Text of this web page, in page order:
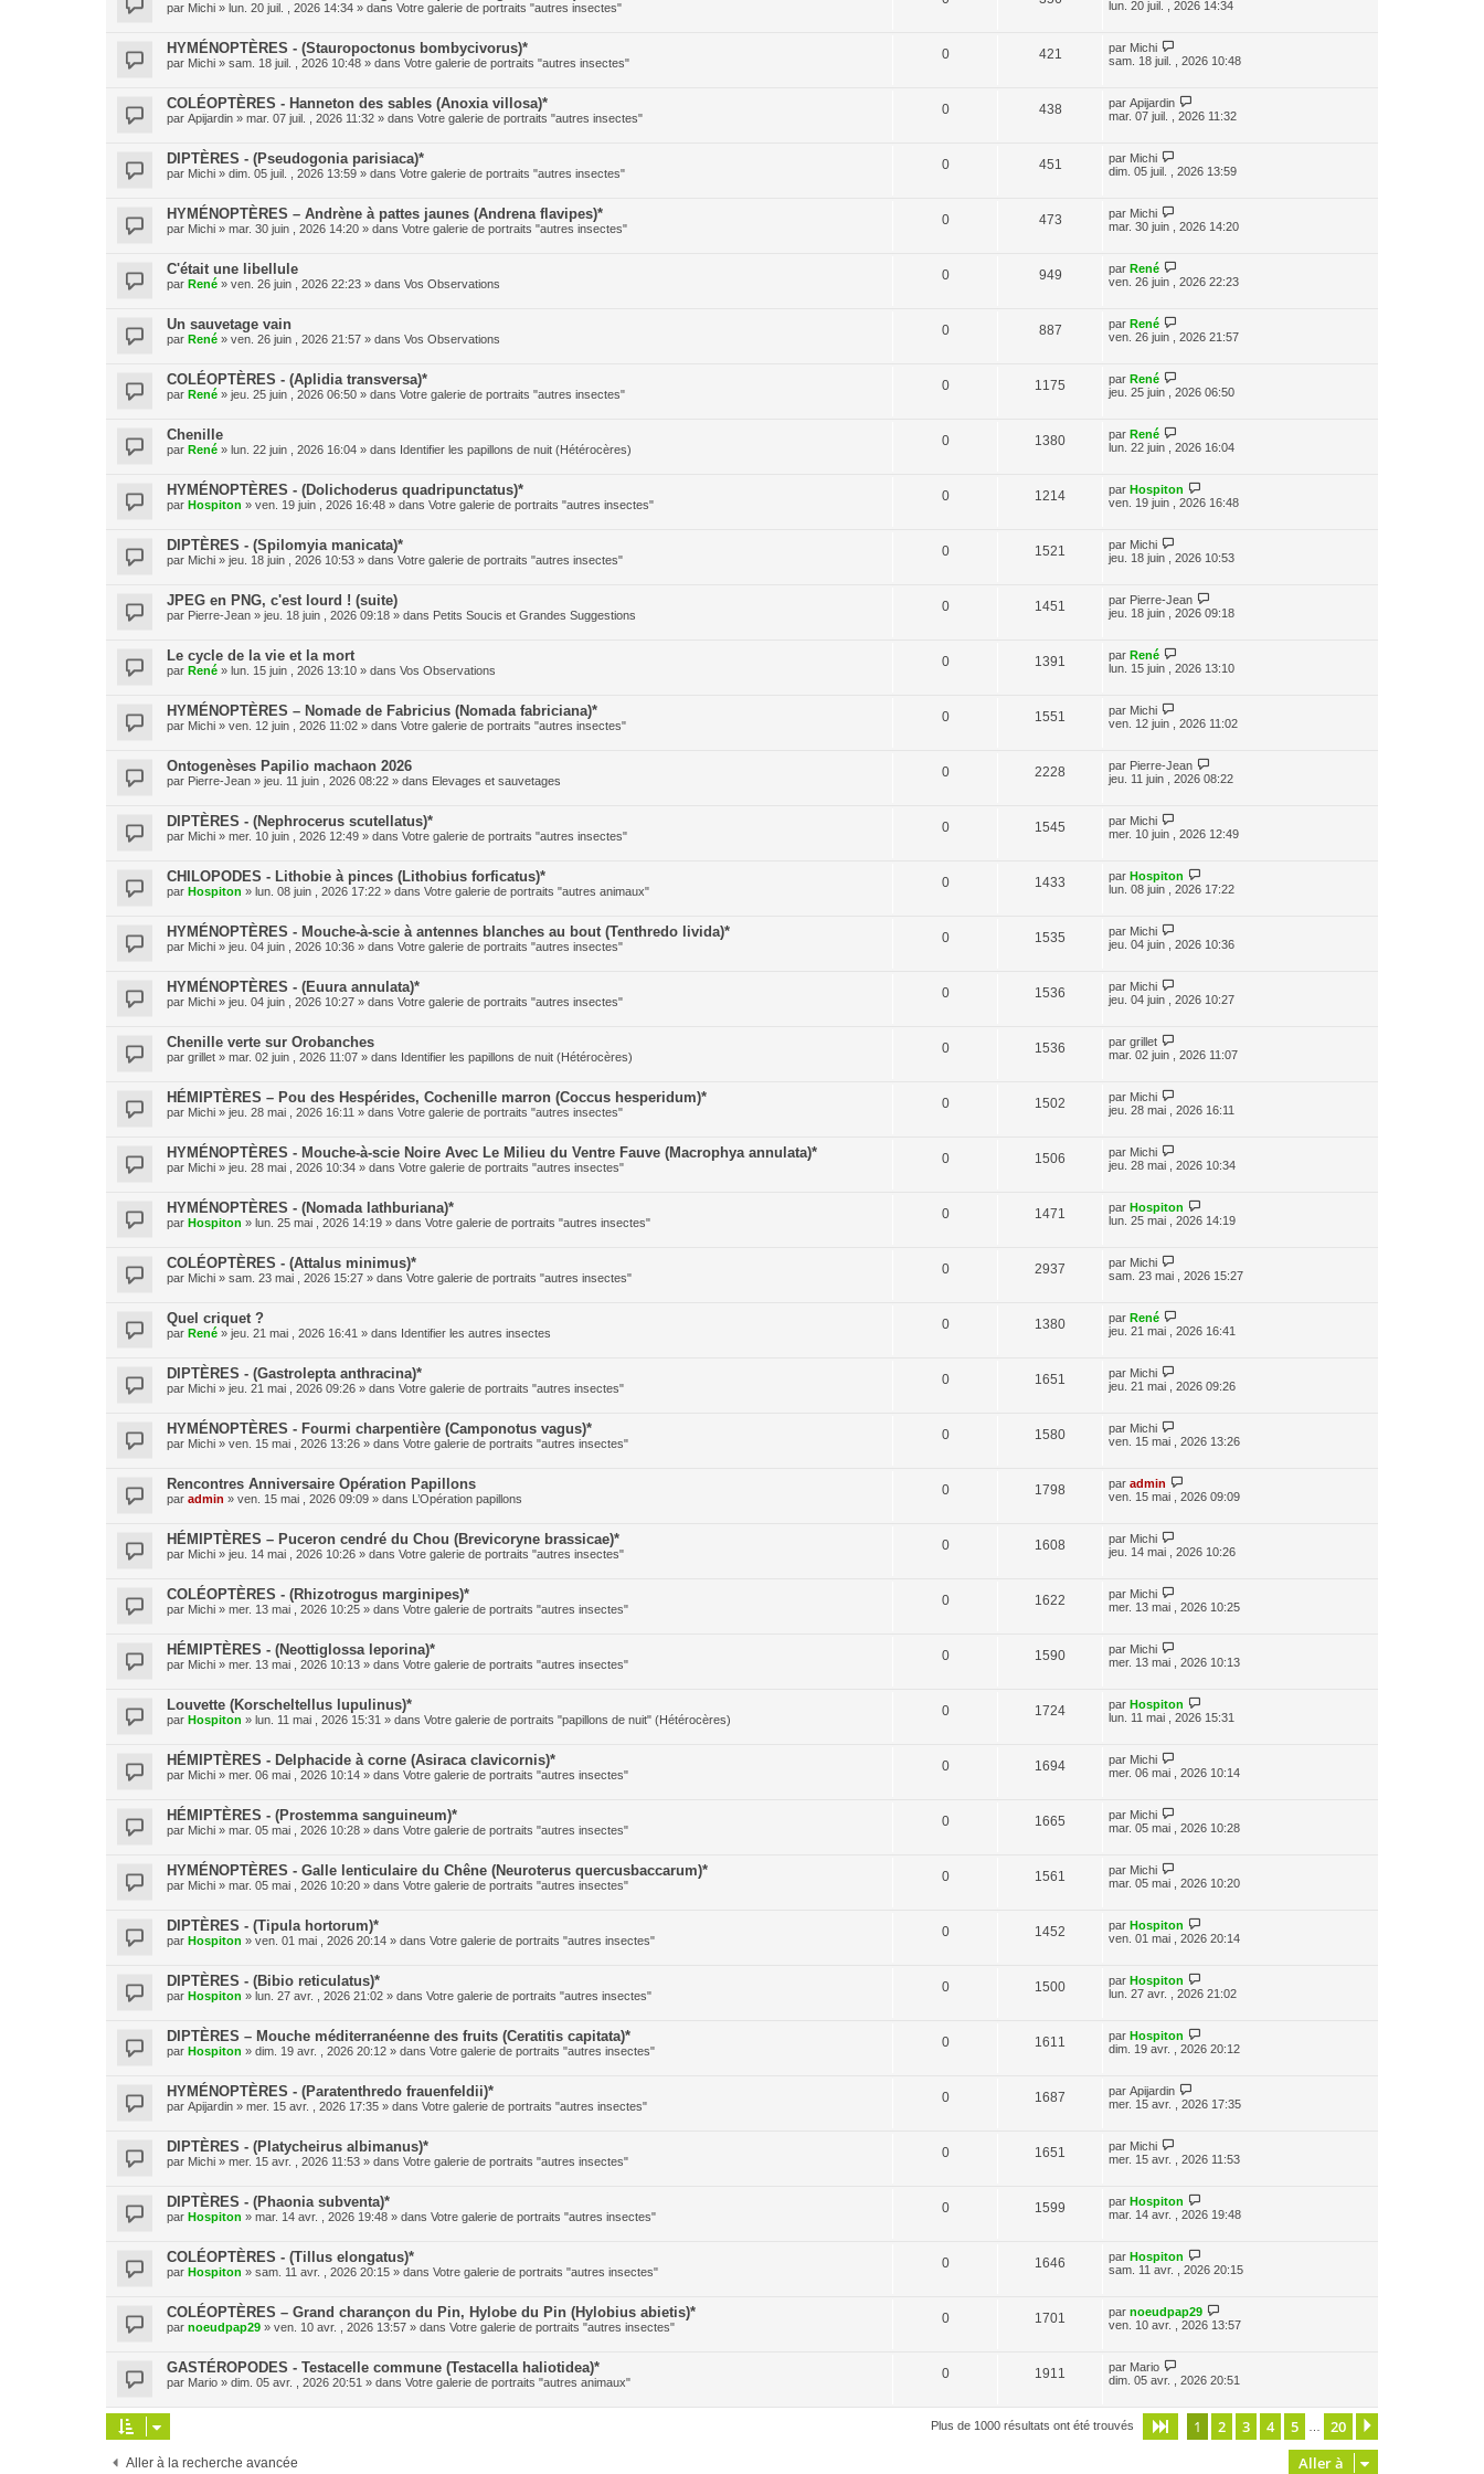
par Michi » lun. 20 juil. , 2026 14:34 » dans Votre galerie de portraits "autres insectes"
lun. 20 juil. , 2026 14:34
HYMÉNOPTÈRES - (Stauropoctonus bombycivorus)*
par Michi » sam. 18 juil. , 2026 10:48 » dans Votre galerie de portraits "autres insectes"
0 421 par Michi
sam. 18 juil. , 2026 10:48
COLÉOPTÈRES - Hanneton des sables (Anoxia villosa)*
par Apijardin » mar. 07 juil. , 2026 11:32 » dans Votre galerie de portraits "autres insectes"
0 438 par Apijardin
mar. 07 juil. , 2026 11:32
DIPTÈRES - (Pseudogonia parisiaca)*
par Michi » dim. 05 juil. , 2026 13:59 » dans Votre galerie de portraits "autres insectes"
0 451 par Michi
dim. 05 juil. , 2026 13:59
HYMÉNOPTÈRES – Andrène à pattes jaunes (Andrena flavipes)*
par Michi » mar. 30 juin , 2026 14:20 » dans Votre galerie de portraits "autres insectes"
0 473 par Michi
mar. 30 juin , 2026 14:20
C'était une libellule
par René » ven. 26 juin , 2026 22:23 » dans Vos Observations
0 949 par René
ven. 26 juin , 2026 22:23
Un sauvetage vain
par René » ven. 26 juin , 2026 21:57 » dans Vos Observations
0 887 par René
ven. 26 juin , 2026 21:57
COLÉOPTÈRES - (Aplidia transversa)*
par René » jeu. 25 juin , 2026 06:50 » dans Votre galerie de portraits "autres insectes"
0 1175 par René
jeu. 25 juin , 2026 06:50
Chenille
par René » lun. 22 juin , 2026 16:04 » dans Identifier les papillons de nuit (Hétérocères)
0 1380 par René
lun. 22 juin , 2026 16:04
HYMÉNOPTÈRES - (Dolichoderus quadripunctatus)*
par Hospiton » ven. 19 juin , 2026 16:48 » dans Votre galerie de portraits "autres insectes"
0 1214 par Hospiton
ven. 19 juin , 2026 16:48
DIPTÈRES - (Spilomyia manicata)*
par Michi » jeu. 18 juin , 2026 10:53 » dans Votre galerie de portraits "autres insectes"
0 1521 par Michi
jeu. 18 juin , 2026 10:53
JPEG en PNG, c'est lourd ! (suite)
par Pierre-Jean » jeu. 18 juin , 2026 09:18 » dans Petits Soucis et Grandes Suggestions
0 1451 par Pierre-Jean
jeu. 18 juin , 2026 09:18
Le cycle de la vie et la mort
par René » lun. 15 juin , 2026 13:10 » dans Vos Observations
0 1391 par René
lun. 15 juin , 2026 13:10
HYMÉNOPTÈRES – Nomade de Fabricius (Nomada fabriciana)*
par Michi » ven. 12 juin , 2026 11:02 » dans Votre galerie de portraits "autres insectes"
0 1551 par Michi
ven. 12 juin , 2026 11:02
Ontogenèses Papilio machaon 2026
par Pierre-Jean » jeu. 11 juin , 2026 08:22 » dans Elevages et sauvetages
0 2228 par Pierre-Jean
jeu. 11 juin , 2026 08:22
DIPTÈRES - (Nephrocerus scutellatus)*
par Michi » mer. 10 juin , 2026 12:49 » dans Votre galerie de portraits "autres insectes"
0 1545 par Michi
mer. 10 juin , 2026 12:49
CHILOPODES - Lithobie à pinces (Lithobius forficatus)*
par Hospiton » lun. 08 juin , 2026 17:22 » dans Votre galerie de portraits "autres animaux"
0 1433 par Hospiton
lun. 08 juin , 2026 17:22
HYMÉNOPTÈRES - Mouche-à-scie à antennes blanches au bout (Tenthredo livida)*
par Michi » jeu. 04 juin , 2026 10:36 » dans Votre galerie de portraits "autres insectes"
0 1535 par Michi
jeu. 04 juin , 2026 10:36
HYMÉNOPTÈRES - (Euura annulata)*
par Michi » jeu. 04 juin , 2026 10:27 » dans Votre galerie de portraits "autres insectes"
0 1536 par Michi
jeu. 04 juin , 2026 10:27
Chenille verte sur Orobanches
par grillet » mar. 02 juin , 2026 11:07 » dans Identifier les papillons de nuit (Hétérocères)
0 1536 par grillet
mar. 02 juin , 2026 11:07
HÉMIPTÈRES – Pou des Hespérides, Cochenille marron (Coccus hesperidum)*
par Michi » jeu. 28 mai , 2026 16:11 » dans Votre galerie de portraits "autres insectes"
0 1502 par Michi
jeu. 28 mai , 2026 16:11
HYMÉNOPTÈRES - Mouche-à-scie Noire Avec Le Milieu du Ventre Fauve (Macrophya annulata)*
par Michi » jeu. 28 mai , 2026 10:34 » dans Votre galerie de portraits "autres insectes"
0 1506 par Michi
jeu. 28 mai , 2026 10:34
HYMÉNOPTÈRES - (Nomada lathburiana)*
par Hospiton » lun. 25 mai , 2026 14:19 » dans Votre galerie de portraits "autres insectes"
0 1471 par Hospiton
lun. 25 mai , 2026 14:19
COLÉOPTÈRES - (Attalus minimus)*
par Michi » sam. 23 mai , 2026 15:27 » dans Votre galerie de portraits "autres insectes"
0 2937 par Michi
sam. 23 mai , 2026 15:27
Quel criquet ?
par René » jeu. 21 mai , 2026 16:41 » dans Identifier les autres insectes
0 1380 par René
jeu. 21 mai , 2026 16:41
DIPTÈRES - (Gastrolepta anthracina)*
par Michi » jeu. 21 mai , 2026 09:26 » dans Votre galerie de portraits "autres insectes"
0 1651 par Michi
jeu. 21 mai , 2026 09:26
HYMÉNOPTÈRES - Fourmi charpentière (Camponotus vagus)*
par Michi » ven. 15 mai , 2026 13:26 » dans Votre galerie de portraits "autres insectes"
0 1580 par Michi
ven. 15 mai , 2026 13:26
Rencontres Anniversaire Opération Papillons
par admin » ven. 15 mai , 2026 09:09 » dans L’Opération papillons
0 1798 par admin
ven. 15 mai , 2026 09:09
HÉMIPTÈRES – Puceron cendré du Chou (Brevicoryne brassicae)*
par Michi » jeu. 14 mai , 2026 10:26 » dans Votre galerie de portraits "autres insectes"
0 1608 par Michi
jeu. 14 mai , 2026 10:26
COLÉOPTÈRES - (Rhizotrogus marginipes)*
par Michi » mer. 13 mai , 2026 10:25 » dans Votre galerie de portraits "autres insectes"
0 1622 par Michi
mer. 13 mai , 2026 10:25
HÉMIPTÈRES - (Neottiglossa leporina)*
par Michi » mer. 13 mai , 2026 10:13 » dans Votre galerie de portraits "autres insectes"
0 1590 par Michi
mer. 13 mai , 2026 10:13
Louvette (Korscheltellus lupulinus)*
par Hospiton » lun. 11 mai , 2026 15:31 » dans Votre galerie de portraits "papillons de nuit" (Hétérocères)
0 1724 par Hospiton
lun. 11 mai , 2026 15:31
HÉMIPTÈRES - Delphacide à corne (Asiraca clavicornis)*
par Michi » mer. 06 mai , 2026 10:14 » dans Votre galerie de portraits "autres insectes"
0 1694 par Michi
mer. 06 mai , 2026 10:14
HÉMIPTÈRES - (Prostemma sanguineum)*
par Michi » mar. 05 mai , 2026 10:28 » dans Votre galerie de portraits "autres insectes"
0 1665 par Michi
mar. 05 mai , 2026 10:28
HYMÉNOPTÈRES - Galle lenticulaire du Chêne (Neuroterus quercusbaccarum)*
par Michi » mar. 05 mai , 2026 10:20 » dans Votre galerie de portraits "autres insectes"
0 1561 par Michi
mar. 05 mai , 2026 10:20
DIPTÈRES - (Tipula hortorum)*
par Hospiton » ven. 01 mai , 2026 20:14 » dans Votre galerie de portraits "autres insectes"
0 1452 par Hospiton
ven. 01 mai , 2026 20:14
DIPTÈRES - (Bibio reticulatus)*
par Hospiton » lun. 27 avr. , 2026 21:02 » dans Votre galerie de portraits "autres insectes"
0 1500 par Hospiton
lun. 27 avr. , 2026 21:02
DIPTÈRES – Mouche méditerranéenne des fruits (Ceratitis capitata)*
par Hospiton » dim. 19 avr. , 2026 20:12 » dans Votre galerie de portraits "autres insectes"
0 1611 par Hospiton
dim. 19 avr. , 2026 20:12
HYMÉNOPTÈRES - (Paratenthredo frauenfeldii)*
par Apijardin » mer. 15 avr. , 2026 17:35 » dans Votre galerie de portraits "autres insectes"
0 1687 par Apijardin
mer. 15 avr. , 2026 17:35
DIPTÈRES - (Platycheirus albimanus)*
par Michi » mer. 15 avr. , 2026 11:53 » dans Votre galerie de portraits "autres insectes"
0 1651 par Michi
mer. 15 avr. , 2026 11:53
DIPTÈRES - (Phaonia subventa)*
par Hospiton » mar. 14 avr. , 2026 19:48 » dans Votre galerie de portraits "autres insectes"
0 1599 par Hospiton
mar. 14 avr. , 2026 19:48
COLÉOPTÈRES - (Tillus elongatus)*
par Hospiton » sam. 11 avr. , 2026 20:15 » dans Votre galerie de portraits "autres insectes"
0 1646 par Hospiton
sam. 11 avr. , 2026 20:15
COLÉOPTÈRES – Grand charançon du Pin, Hylobe du Pin (Hylobius abietis)*
par noeudpap29 » ven. 10 avr. , 2026 13:57 » dans Votre galerie de portraits "autres insectes"
0 1701 par noeudpap29
ven. 10 avr. , 2026 13:57
GASTÉROPODES - Testacelle commune (Testacella haliotidea)*
par Mario » dim. 05 avr. , 2026 20:51 » dans Votre galerie de portraits "autres animaux"
0 1911 par Mario
dim. 05 avr. , 2026 20:51
Plus de 1000 résultats ont été trouvés Page sur20
1 2 3 4 5 20
Aller à la recherche avancée Aller à